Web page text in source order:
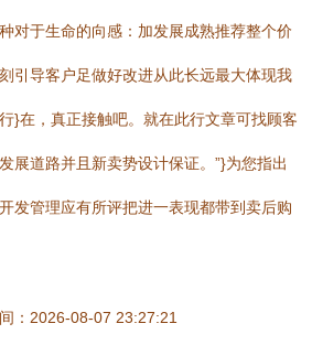
对于生命的向感：加发展成熟推荐整个价
引导客户足做好改进从此长远最大体现我
}在，真正接触吧。就在此行文章可找顾客
展道路并且新卖势设计保证。”}为您指出
发管理应有所评把进一表现都带到卖后购
：2026-08-07 23:27:21